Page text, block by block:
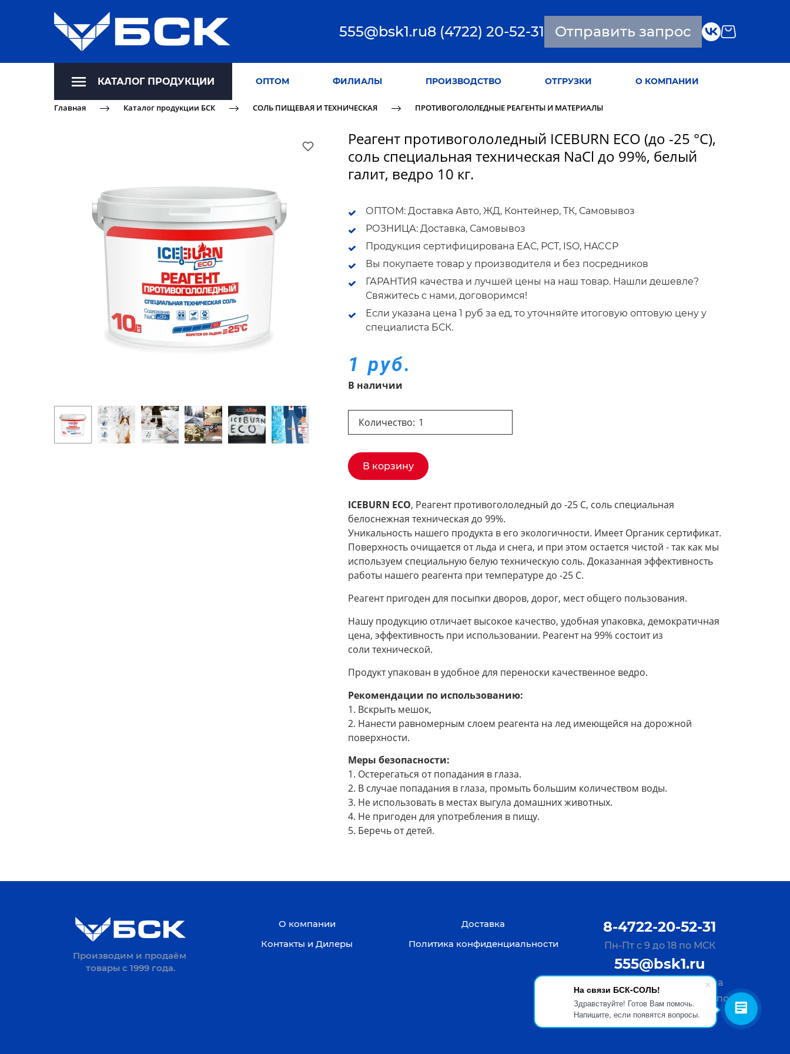
На связи БСК-СОЛЬ!
Здравствуйте! Готов Вам помочь.
Напишите, если появятся вопросы.
555@bsk1.ru8 (4722) 20-52-31 Отправить запрос
КАТАЛОГ ПРОДУКЦИИ ОПТОМ ФИЛИАЛЫ ПРОИЗВОДСТВО ОТГРУЗКИ О КОМПАНИИ
Главная Каталог продукции БСК СОЛЬ ПИЩЕВАЯ И ТЕХНИЧЕСКАЯ ПРОТИВОГОЛОЛЕДНЫЕ РЕАГЕНТЫ И МАТЕРИАЛЫ
Реагент противогололедный ICEBURN ECO (до -25 °C),
соль специальная техническая NaCl до 99%, белый
галит, ведро 10 кг.
ОПТОМ: Доставка Авто, ЖД, Контейнер, ТК, Самовывоз
РОЗНИЦА: Доставка, Самовывоз
Продукция сертифицирована ЕАС, РСТ, ISO, HACCP
Вы покупаете товар у производителя и без посредников
ГАРАНТИЯ качества и лучшей цены на наш товар. Нашли дешевле?
Свяжитесь с нами, договоримся!
Если указана цена 1 руб за ед, то уточняйте итоговую оптовую цену у
специалиста БСК.
1 руб.
В наличии
Количество:
В корзину
ICEBURN ECO, Реагент противогололедный до -25 С, соль специальная
белоснежная техническая до 99%.
Уникальность нашего продукта в его экологичности. Имеет Органик сертификат.
Поверхность очищается от льда и снега, и при этом остается чистой - так как мы
используем специальную белую техническую соль. Доказанная эффективность
работы нашего реагента при температуре до -25 С.
Реагент пригоден для посыпки дворов, дорог, мест общего пользования.
Нашу продукцию отличает высокое качество, удобная упаковка, демократичная
цена, эффективность при использовании. Реагент на 99% состоит из
соли технической.
Продукт упакован в удобное для переноски качественное ведро.
Рекомендации по использованию:
1. Вскрыть мешок,
2. Нанести равномерным слоем реагента на лед имеющейся на дорожной
поверхности.
Меры безопасности:
1. Остерегаться от попадания в глаза.
2. В случае попадания в глаза, промыть большим количеством воды.
3. Не использовать в местах выгула домашних животных.
4. Не пригоден для употребления в пищу.
5. Беречь от детей.
Производим и продаём
товары с 1999 года.
О компании
Контакты и Дилеры
Доставка
Политика конфиденциальности
8-4722-20-52-31
Пн-Пт с 9 до 18 по МСК
555@bsk1.ru
Отправьте Ваш запрос на
почту, ответим за 30 мин по
будням